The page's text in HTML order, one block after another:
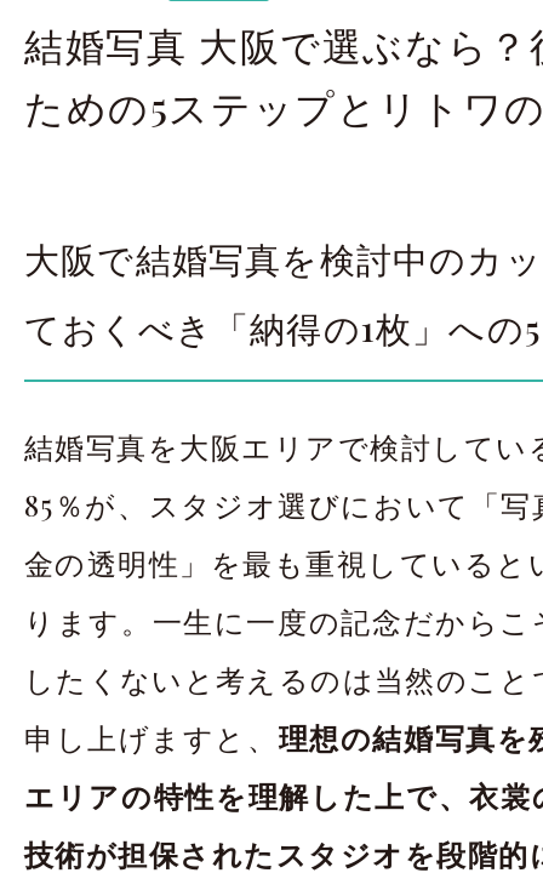
LINEで予約・相
来店のご予約
アクセス
結婚写真 大阪で選ぶなら
ための5ステップとリトワ
大阪で結婚写真を検討中のカ
ておくべき「納得の1枚」への
結婚写真を大阪エリアで検討してい
85％が、スタジオ選びにおいて「
金の透明性」を最も重視していると
ります。一生に一度の記念だから
したくないと考えるのは当然のこ
申し上げますと、 理想の結婚写真を
エリアの特性を理解した上で、衣裳
技術が担保されたスタジオを段階的